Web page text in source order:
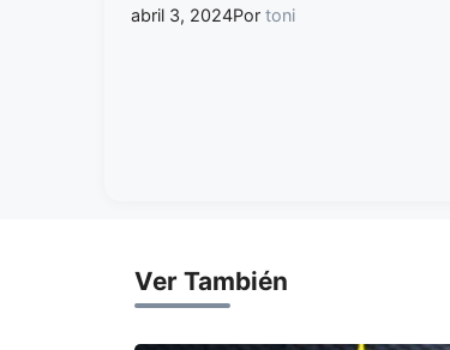
abril 3, 2024Por toni
Ver También